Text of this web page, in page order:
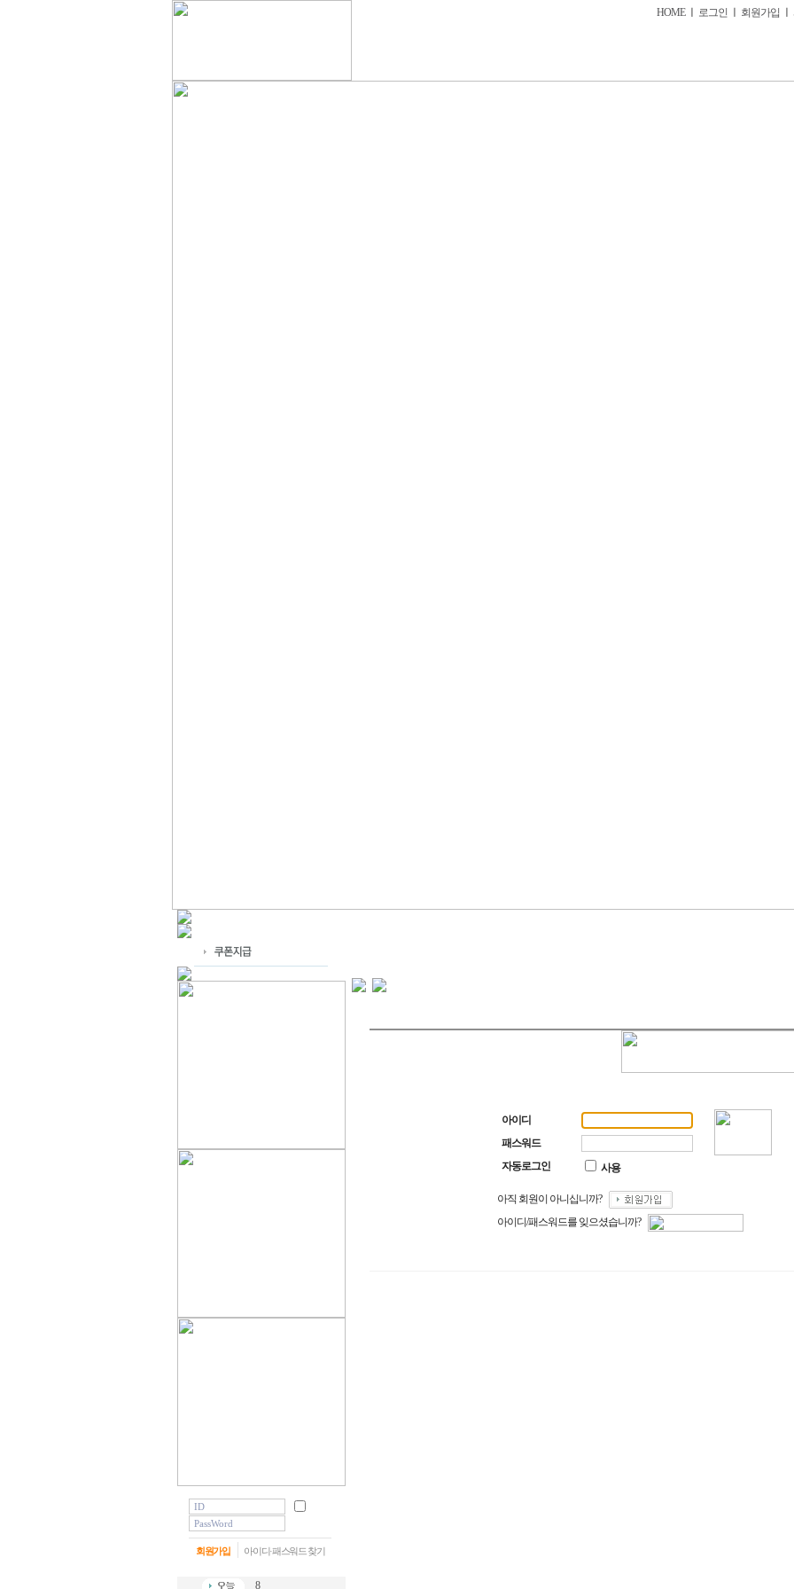
HOMEㅣ 로그인 회원가입
회원가입 아이디·패스워드 찾기
8
아이디
패스워드
자동로그인
사용
아직 회원이 아니십니까?
아이디/패스워드를 잊으셨습니까?